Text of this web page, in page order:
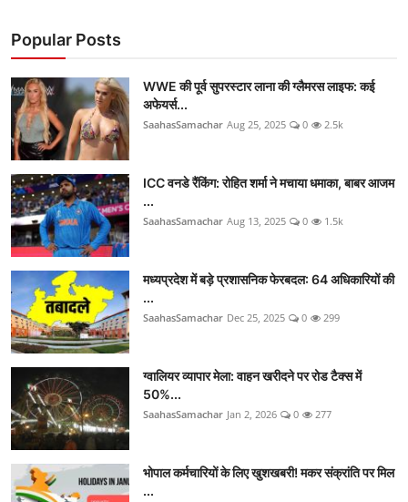
Popular Posts
WWE की पूर्व सुपरस्टार लाना की ग्लैमरस लाइफ: कई
अफेयर्स...
SaahasSamachar Aug 25, 2025 0 2.5k
ICC वनडे रैंकिंग: रोहित शर्मा ने मचाया धमाका, बाबर आजम
...
SaahasSamachar Aug 13, 2025 0 1.5k
मध्यप्रदेश में बड़े प्रशासनिक फेरबदल: 64 अधिकारियों की
...
SaahasSamachar Dec 25, 2025 0 299
ग्वालियर व्यापार मेला: वाहन खरीदने पर रोड टैक्स में
50%...
SaahasSamachar Jan 2, 2026 0 277
भोपाल कर्मचारियों के लिए खुशखबरी! मकर संक्रांति पर मिल
...